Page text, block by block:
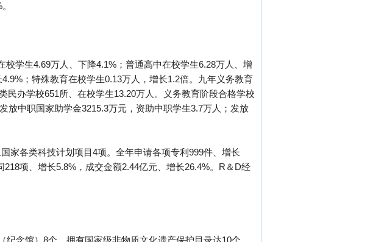
学生4.69万人、下降4.1%；普通高中在校学生6.28万人、增
；特殊教育在校学生0.13万人，增长1.2倍。九年义务教育
民办学校651所、在校学生13.20万人。义务教育阶段合格学校
放中职国家助学金3215.3万元，资助中职学生3.7万人；发放
家各类科技计划项目4项。全年申请各项专利999件、增长
项、增长5.8%，成交金额2.44亿元、增长26.4%。R＆D经
念馆）8个，拥有国家级非物质文化遗产保护目录达10个，